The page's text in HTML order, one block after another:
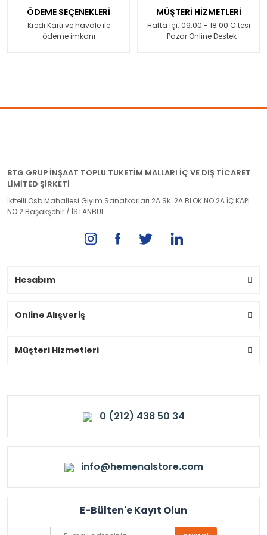
ÖDEME SEÇENEKLERİ
Kredi Kartı ve havale ile
ödeme imkanı
MÜŞTERİ HİZMETLERİ
Hafta içi: 09:00 - 18:00 C.tesi
- Pazar Online Destek
BTG GRUP İNŞAAT TOPLU TUKETİM MALLARI İÇ VE DIŞ TİCARET
LİMİTED ŞİRKETİ
İkitelli Osb Mahallesi Giyim Sanatkarları 2A Sk. 2A BLOK NO:2A İÇ KAPI
NO:2 Başakşehir / İSTANBUL
Hesabım
Online Alışveriş
Müşteri Hizmetleri
0 (212) 438 50 34
info@hemenalstore.com
E-Bülten'e Kayıt Olun